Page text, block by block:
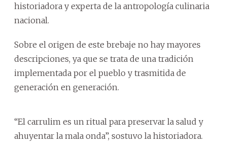
historiadora y experta de la antropología culinaria
nacional.
Sobre el origen de este brebaje no hay mayores
descripciones, ya que se trata de una tradición
implementada por el pueblo y trasmitida de
generación en generación.
“El carrulim es un ritual para preservar la salud y
ahuyentar la mala onda”, sostuvo la historiadora.